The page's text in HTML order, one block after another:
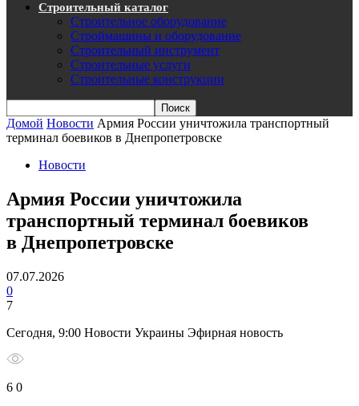
Строительный каталог
Строительное оборудование
Строймашины и оборудование
Строительный инструмент
Строительные услуги
Строительные конструкции
Домой Новости Армия России уничтожила транспортный
терминал боевиков в Днепропетровске
Новости
Армия России уничтожила
транспортный терминал боевиков
в Днепропетровске
07.07.2026
0
7
Сегодня, 9:00 Новости Украины Эфирная новость
6 0